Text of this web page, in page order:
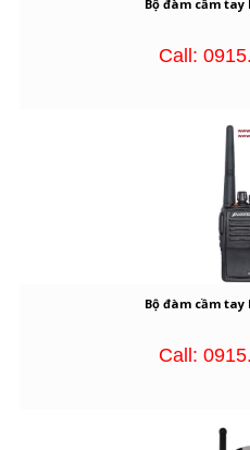
Bộ đàm cầm tay
Call:
Bộ đàm cầm tay
Call: